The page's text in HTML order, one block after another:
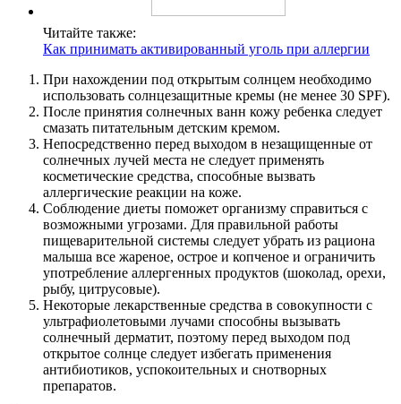
Читайте также:
Как принимать активированный уголь при аллергии
При нахождении под открытым солнцем необходимо
использовать солнцезащитные кремы (не менее 30 SPF).
После принятия солнечных ванн кожу ребенка следует
смазать питательным детским кремом.
Непосредственно перед выходом в незащищенные от
солнечных лучей места не следует применять
косметические средства, способные вызвать
аллергические реакции на коже.
Соблюдение диеты поможет организму справиться с
возможными угрозами. Для правильной работы
пищеварительной системы следует убрать из рациона
малыша все жареное, острое и копченое и ограничить
употребление аллергенных продуктов (шоколад, орехи,
рыбу, цитрусовые).
Некоторые лекарственные средства в совокупности с
ультрафиолетовыми лучами способны вызывать
солнечный дерматит, поэтому перед выходом под
открытое солнце следует избегать применения
антибиотиков, успокоительных и снотворных
препаратов.